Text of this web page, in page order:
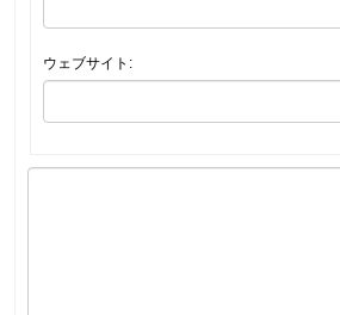
ウェブサイト: